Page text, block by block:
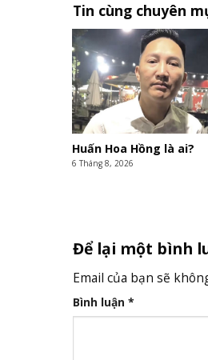
Tin cùng chuyên
Huấn Hoa Hồng là ai?
6 Tháng 8, 2026
Để lại một bình
Email của bạn sẽ
Bình luận *